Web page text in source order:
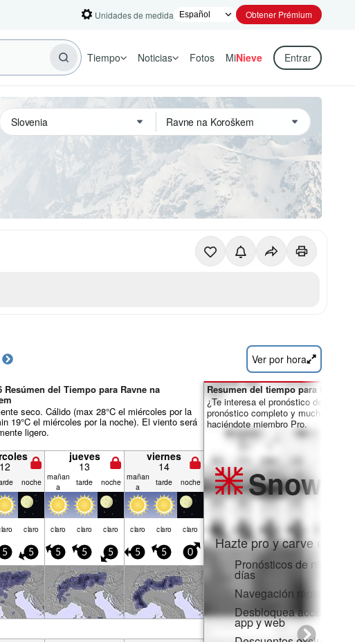
Unidades de medida Obtener Prémium
Tiempo Noticias Fotos MiNieve Entrar
Ver por hora
Resúmen del Tiempo para Ravne na
seco. Cálido (max 28°C el miércoles por la
19°C el miércoles por la noche). El viento será
ligero.
12
jueves
13
viernes
14
noche mañan
a
tarde noche mañan
a
tarde noche
claro claro claro claro claro claro claro
5 5 5 5 5 5 5 0
Resumen del tiempo para los días
¿Te interesa el pronóstico de 16
pronóstico completo y muchas más
haciéndote miembro Pro.
Snow
Hazte pro y carve en:
Pronósticos de nieve
días
Navegación rápida sin
Desbloquea acceso
app y web